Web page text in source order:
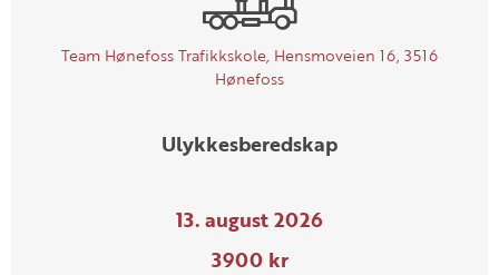
Team Hønefoss Trafikkskole, Hensmoveien 16, 3516
Hønefoss
Ulykkesberedskap
13. august 2026
3900 kr